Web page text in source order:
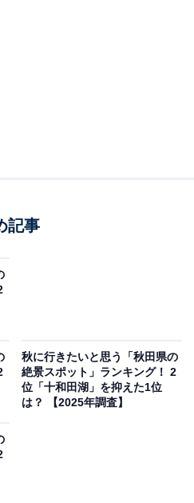
海道）、「紅葉で色づいた
たい」（40代女性／福島
マドやダケカンバの紅葉が
記事
秋に行きたいと思う「秋田県の
絶景スポット」ランキング！ 2
位「十和田湖」を抑えた1位
は？ 【2025年調査】